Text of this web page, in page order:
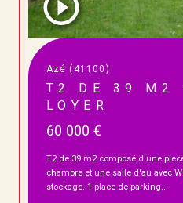
Azé (41100)
T2 DE 39 M2
LOYER
60 000 €
T2 de 39 m2 composé d'une
chambre et une salle d'au avec
stockage. 1 place de parking...